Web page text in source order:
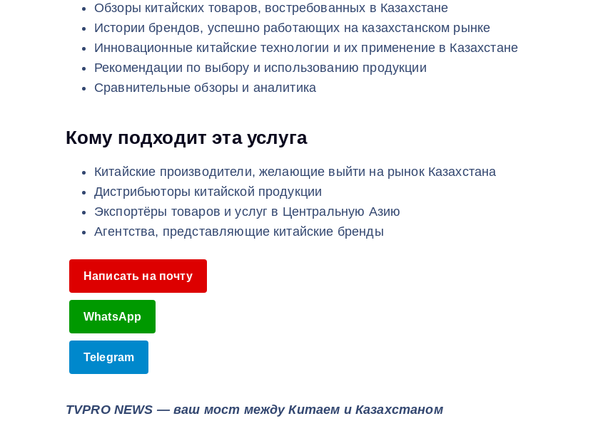
Обзоры китайских товаров, востребованных в Казахстане
Истории брендов, успешно работающих на казахстанском рынке
Инновационные китайские технологии и их применение в Казахстане
Рекомендации по выбору и использованию продукции
Сравнительные обзоры и аналитика
Кому подходит эта услуга
Китайские производители, желающие выйти на рынок Казахстана
Дистрибьюторы китайской продукции
Экспортёры товаров и услуг в Центральную Азию
Агентства, представляющие китайские бренды
Написать на почту
WhatsApp
Telegram
TVPRO NEWS — ваш мост между Китаем и Казахстаном